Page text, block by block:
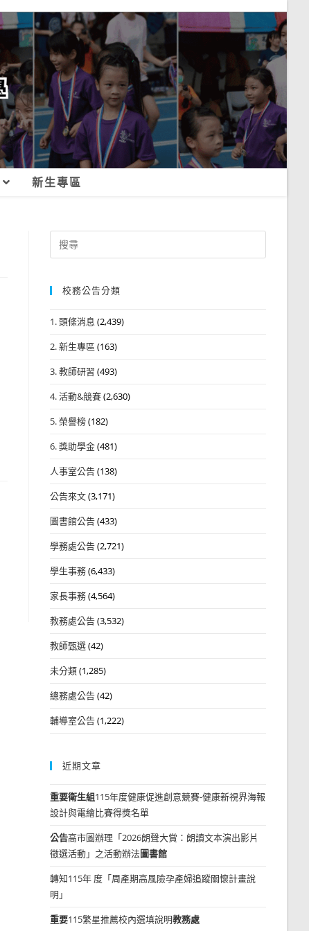
新生專區
Search
for:
校務公告分類
1. 頭條消息 (2,439)
2. 新生專區 (163)
3. 教師研習 (493)
4. 活動&競賽(2,630)
5. 榮譽榜(182)
6. 獎助學金(481)
人事室公告(138)
公告來文(3,171)
圖書館公告(433)
學務處公告(2,721)
學生事務(6,433)
家長事務(4,564)
教務處公告(3,532)
教師甄選(42)
未分類(1,285)
總務處公告(42)
輔導室公告(1,222)
近期文章
重要衛生組115年度健康促進創意競賽-健康新視界海報
設計與電繪比賽得獎名單
公告高市圖辦理「2026朗聲大賞：朗讀文本演出影片
徵選活動」之活動辦法圖書館
轉知115年 度「周產期高風險孕產婦追蹤關懷計畫說
明」
重要115繁星推薦校內選填說明教務處